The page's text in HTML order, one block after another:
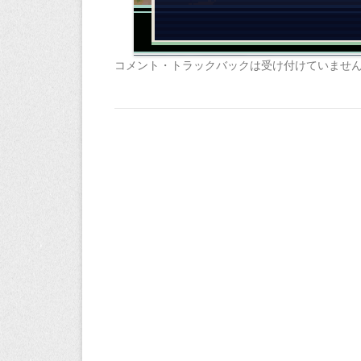
コメント・トラックバックは受け付けていませ